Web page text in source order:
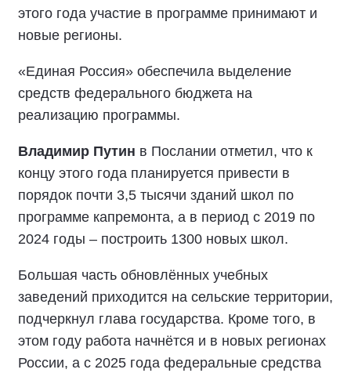
этого года участие в программе принимают и
новые регионы.
«Единая Россия» обеспечила выделение
средств федерального бюджета на
реализацию программы.
Владимир Путин в Послании отметил, что к
концу этого года планируется привести в
порядок почти 3,5 тысячи зданий школ по
программе капремонта, а в период с 2019 по
2024 годы – построить 1300 новых школ.
Большая часть обновлённых учебных
заведений приходится на сельские территории,
подчеркнул глава государства. Кроме того, в
этом году работа начнётся и в новых регионах
России, а с 2025 года федеральные средства